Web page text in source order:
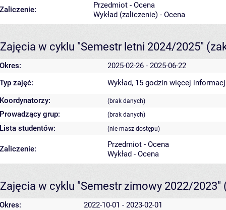
Zaliczenie:
Przedmiot - Ocena
Wykład (zaliczenie) - Ocena
Zajęcia w cyklu "Semestr letni 2024/2025"
Okres:
2025-02-26 - 2025-06-22
Typ zajęć:
Wykład, 15 godzin więcej
Koordynatorzy:
(brak danych)
Prowadzący grup: (brak danych)
Lista studentów: (nie masz dostępu)
Zaliczenie:
Przedmiot - Ocena
Wykład - Ocena
Zajęcia w cyklu "Semestr zimowy 2022/2023"
Okres:
2022-10-01 - 2023-02-01